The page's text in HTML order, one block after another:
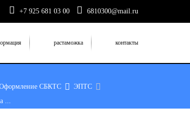
+7 925 681 03 00 6810300@mail.ru
растаможка контакты
СБКТС
ЭПТС
...